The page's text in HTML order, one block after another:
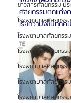
ข่าวสารศัลยกรรม ปร
โรงพยาบาลศัลยกรร
โรงพยาบาลศัลยกรร
โรงพยาบาลศัลยกรร
โรงพยาบาลศัลยกรร
โรงพยาบาลศัลยกรร
โรงพยาบาลศัลยกรร
ศัลยกรรมตกแต่ง
เรียกว่าปังขึ้นทุกค